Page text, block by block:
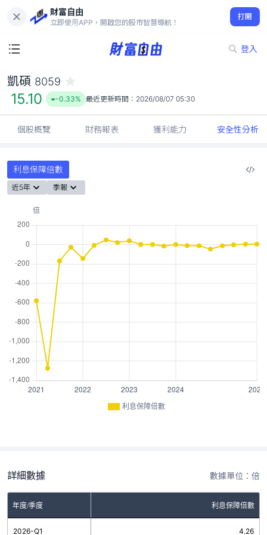
財富自由
立即使用APP，開啟您的股市智慧導航！
打開
登入
15.10
-0.33%
凱碩 8059
15.10 -0.33% 最近更新時間： 2026/08/07 05:30
個股概覽 財務報表 獲利能力 安全性分析
利息保障倍數
近5年 季報
利息保障倍數
詳細數據 數據單位：倍
年度/季度 利息保障倍數
2026-Q1 4.26